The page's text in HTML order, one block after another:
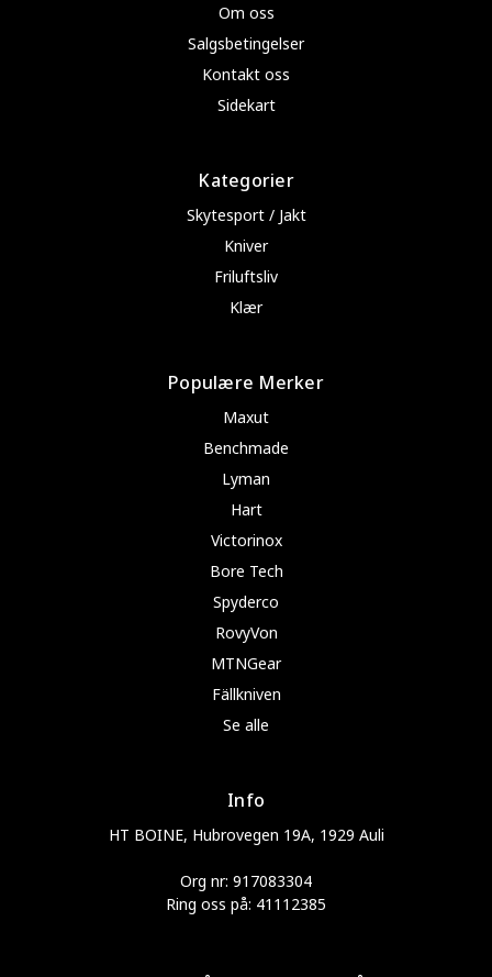
Om oss
Salgsbetingelser
Kontakt oss
Sidekart
Kategorier
Skytesport / Jakt
Kniver
Friluftsliv
Klær
Populære Merker
Maxut
Benchmade
Lyman
Hart
Victorinox
Bore Tech
Spyderco
RovyVon
MTNGear
Fällkniven
Se alle
Info
HT BOINE, Hubrovegen 19A, 1929 Auli
Org nr: 917083304
Ring oss på: 41112385